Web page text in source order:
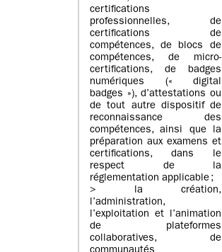
certifications
professionnelles, de
certifications de
compétences, de blocs de
compétences, de micro-
certifications, de badges
numériques (« digital
badges »), d’attestations ou
de tout autre dispositif de
reconnaissance des
compétences, ainsi que la
préparation aux examens et
certifications, dans le
respect de la
réglementation applicable ;
> la création,
l’administration,
l’exploitation et l’animation
de plateformes
collaboratives, de